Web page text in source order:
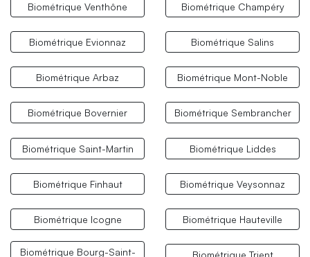
Biométrique Venthône Biométrique Champéry
Biométrique Evionnaz Biométrique Salins
Biométrique Arbaz Biométrique Mont-Noble
Biométrique Bovernier Biométrique Sembrancher
Biométrique Saint-Martin Biométrique Liddes
Biométrique Finhaut Biométrique Veysonnaz
Biométrique Icogne Biométrique Hauteville
Biométrique Bourg-Saint-
Biométrique Trient